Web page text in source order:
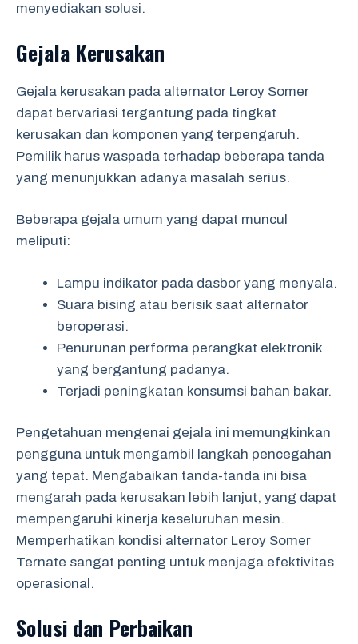
menyediakan solusi.
Gejala Kerusakan
Gejala kerusakan pada alternator Leroy Somer
dapat bervariasi tergantung pada tingkat
kerusakan dan komponen yang terpengaruh.
Pemilik harus waspada terhadap beberapa tanda
yang menunjukkan adanya masalah serius.
Beberapa gejala umum yang dapat muncul
meliputi:
Lampu indikator pada dasbor yang menyala.
Suara bising atau berisik saat alternator
beroperasi.
Penurunan performa perangkat elektronik
yang bergantung padanya.
Terjadi peningkatan konsumsi bahan bakar.
Pengetahuan mengenai gejala ini memungkinkan
pengguna untuk mengambil langkah pencegahan
yang tepat. Mengabaikan tanda-tanda ini bisa
mengarah pada kerusakan lebih lanjut, yang dapat
mempengaruhi kinerja keseluruhan mesin.
Memperhatikan kondisi alternator Leroy Somer
Ternate sangat penting untuk menjaga efektivitas
operasional.
Solusi dan Perbaikan